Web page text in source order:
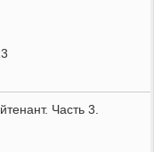
Часть 3.